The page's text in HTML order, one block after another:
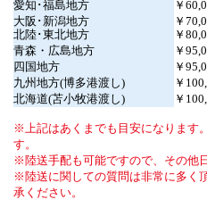
愛知･福島地方
￥
大阪･新潟地方
￥
北陸･東北地方
￥
青森・広島地方
￥
四国地方
￥
九州地方(博多港渡し)
￥
北海道(苫小牧港渡し)
￥
上記はあくまでも目安になります
す。
陸送手配も可能ですので、その他
陸送に関しての質問は非常に多く
承ください。